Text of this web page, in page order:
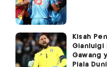
Kisah
Gianluigi
Gawang
Piala